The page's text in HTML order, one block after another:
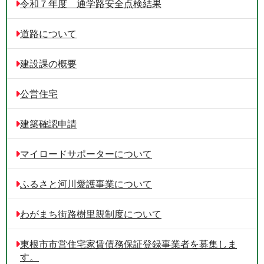
令和７年度 通学路安全点検結果
道路について
建設課の概要
公営住宅
建築確認申請
マイロードサポーターについて
ふるさと河川愛護事業について
わがまち街路樹里親制度について
東根市市営住宅家賃債務保証登録事業者を募集しま
す。